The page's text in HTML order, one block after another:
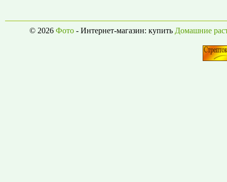
© 2026 Фото - Интернет-магазин: купить Домашние